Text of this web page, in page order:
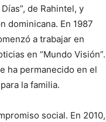
de Rahintel, y
dominicana. En 1987
a trabajar en
en “Mundo Visión”.
ha permanecido en el
la familia.
social. En 2010,